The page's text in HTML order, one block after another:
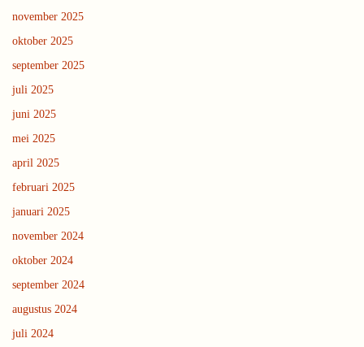
november 2025
oktober 2025
september 2025
juli 2025
juni 2025
mei 2025
april 2025
februari 2025
januari 2025
november 2024
oktober 2024
september 2024
augustus 2024
juli 2024